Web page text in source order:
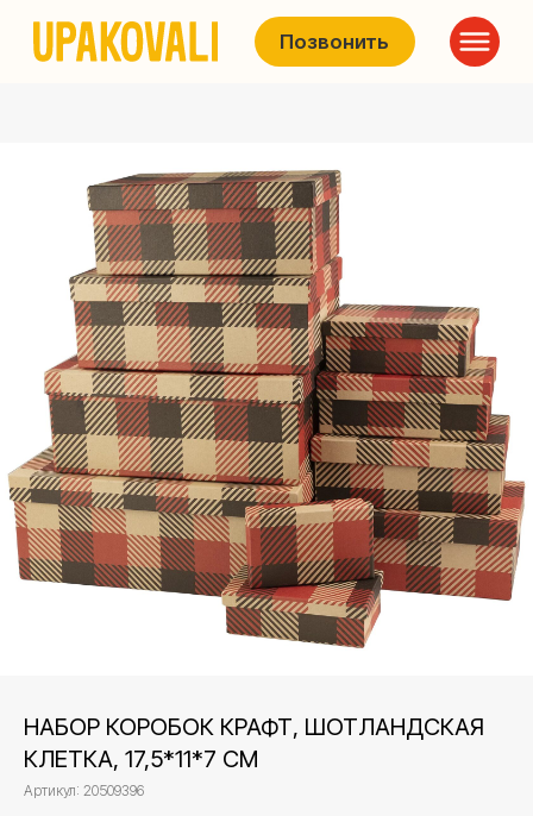
Позвонить
НАБОР КОРОБОК КРАФТ, ШОТЛАНДСКАЯ
КЛЕТКА, 17,5*11*7 СМ
Артикул: 20509396